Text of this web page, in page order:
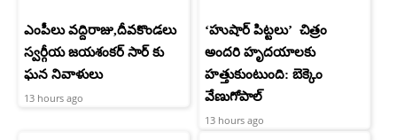
ఎంపీలు వద్దిరాజు,దీవకొండలు
స్వర్గీయ జయశంకర్ సార్ కు
ఘన నివాళులు
13 hours ago
‘హుషార్‌ పిట్టలు’ చిత్రం
అందరి హృదయాలకు
హత్తుకుంటుంది: బెక్కెం
వేణుగోపాల్‌
13 hours ago